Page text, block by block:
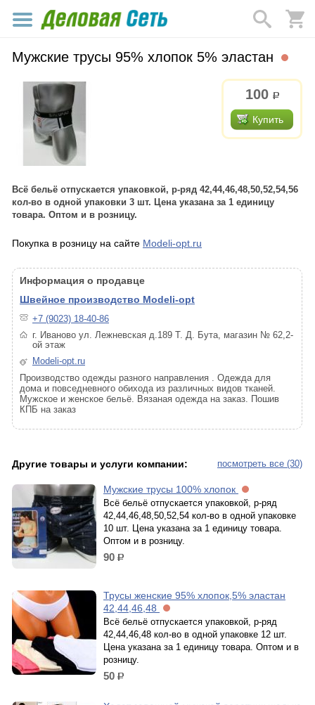
Мужские трусы 95% хлопок 5% эластан
100 р.
Купить
Всё бельё отпускается упаковкой, р-ряд 42,44,46,48,50,52,54,56
кол-во в одной упаковки 3 шт. Цена указана за 1 единицу
товара. Оптом и в розницу.
Покупка в розницу на сайте Modeli-opt.ru
Информация о продавце
Швейное производство Modeli-opt
+7 (9023) 18-40-86
г. Иваново ул. Лежневская д.189 Т. Д. Бута, магазин № 62,2-
ой этаж
Modeli-opt.ru
Производство одежды разного направления . Одежда для
дома и повседневного обихода из различных видов тканей.
Мужское и женское бельё. Вязаная одежда на заказ. Пошив
КПБ на заказ
посмотреть все (30)
Другие товары и услуги компании:
Мужские трусы 100% хлопок
Всё бельё отпускается упаковкой, р-ряд
42,44,46,48,50,52,54 кол-во в одной упаковке
10 шт. Цена указана за 1 единицу товара.
Оптом и в розницу.
90 р.
Трусы женские 95% хлопок,5% эластан
42,44,46,48
Всё бельё отпускается упаковкой, р-ряд
42,44,46,48 кол-во в одной упаковке 12 шт.
Цена указана за 1 единицу товара. Оптом и в
розницу.
50 р.